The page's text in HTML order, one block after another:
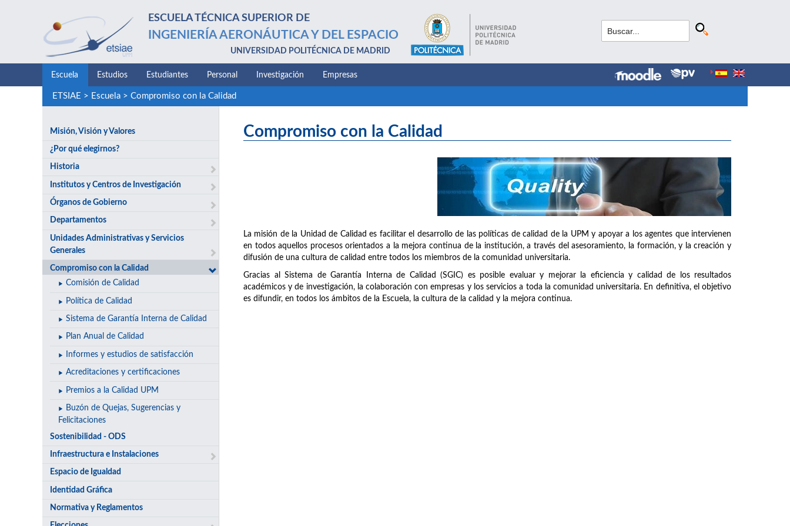
ESCUELA TÉCNICA SUPERIOR DE
INGENIERÍA AERONÁUTICA Y DEL ESPACIO
UNIVERSIDAD POLITÉCNICA DE MADRID
Escuela Estudios Estudiantes Personal Investigación Empresas
ETSIAE > Escuela> Compromiso con la Calidad
Misión, Visión y Valores
¿Por qué elegirnos?
Historia
Institutos y Centros de Investigación
Órganos de Gobierno
Departamentos
Unidades Administrativas y Servicios
Generales
Compromiso con la Calidad
Comisión de Calidad
Política de Calidad
Sistema de Garantía Interna de Calidad
Plan Anual de Calidad
Informes y estudios de satisfacción
Acreditaciones y certificaciones
Premios a la Calidad UPM
Buzón de Quejas, Sugerencias y
Felicitaciones
Sostenibilidad - ODS
Infraestructura e Instalaciones
Espacio de Igualdad
Identidad Gráfica
Normativa y Reglamentos
Compromiso con la Calidad
La misión de la Unidad de Calidad es facilitar el desarrollo de las políticas de calidad de la UPM y apoyar a los agentes que intervienen
en todos aquellos procesos orientados a la mejora continua de la institución, a través del asesoramiento, la formación, y la creación y
difusión de una cultura de calidad entre todos los miembros de la comunidad universitaria.
Gracias al Sistema de Garantía Interna de Calidad (SGIC) es posible evaluar y mejorar la eficiencia y calidad de los resultados
académicos y de investigación, la colaboración con empresas y los servicios a toda la comunidad universitaria. En definitiva, el objetivo
es difundir, en todos los ámbitos de la Escuela, la cultura de la calidad y la mejora continua.